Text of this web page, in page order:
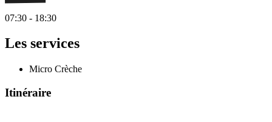
07:30 - 18:30
Les services
Micro Crèche
Itinéraire